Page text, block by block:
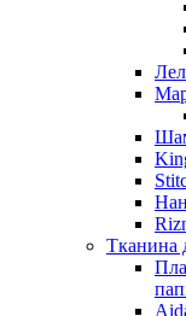
Тканина